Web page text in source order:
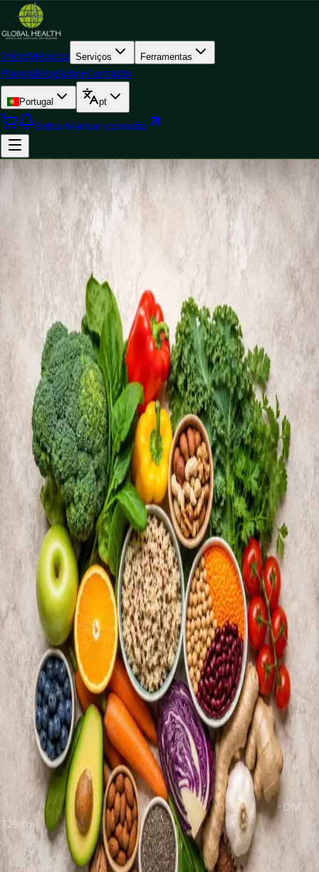
InícioMédicos Serviços Ferramentas
PlanosBlogSobreContacto
Portugal pt
EntrarMarcar consulta
++
Todas as consultas
Consulta online
Consulta de Gestão de Peso
A perda de peso sustentável raramente é uma questão de
força de vontade. Para a maioria das pessoas que tentam
perder peso sem sucesso, existem fatores médicos, hormonais
e metabólicos subjacentes que nenhum plano alimentar
resolve sozinho — porque exigem avaliação clínica, não
apenas contagem de calorias. Os nossos médicos, registados
na Ordem dos Médicos, oferecem consultas completas de
gestão de peso por videochamada segura — identificando os
fatores clínicos que contribuem para o seu peso, construindo
um plano de gestão personalizado, e proporcionando o
acompanhamento médico que torna possível uma mudança
duradoura. Isto não é um programa de dieta. É um cuidado
médico, prestado por médicos, para uma condição médica.
We also have Medicare for this service.
Médicos registados · Portugal
Consulta por vídeo segura
Confidencial e em conformidade com o GDPR
Revisado clinicamente por Dr Tiago Miguel Figueira· OM |
77986
Marcar online